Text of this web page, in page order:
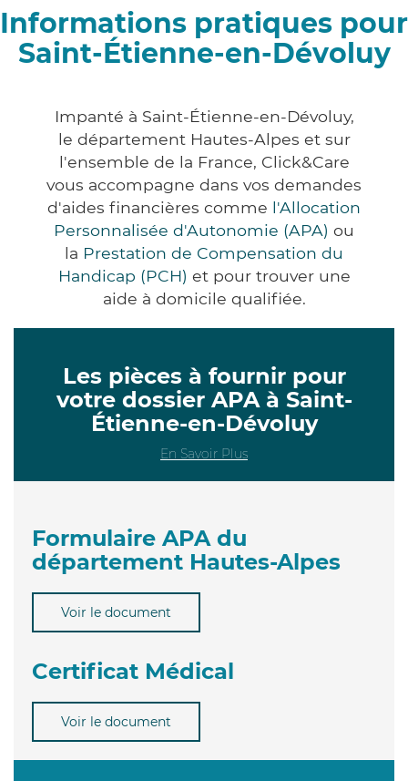
Informations pratiques pour
Saint-Étienne-en-Dévoluy
Impanté à Saint-Étienne-en-Dévoluy,
le département Hautes-Alpes et sur
l'ensemble de la France, Click&Care
vous accompagne dans vos demandes
d'aides financières comme l'Allocation
Personnalisée d'Autonomie (APA) ou
la Prestation de Compensation du
Handicap (PCH) et pour trouver une
aide à domicile qualifiée.
Les pièces à fournir pour
votre dossier APA à Saint-
Étienne-en-Dévoluy
En Savoir Plus
Formulaire APA du
département Hautes-Alpes
Voir le document
Certificat Médical
Voir le document